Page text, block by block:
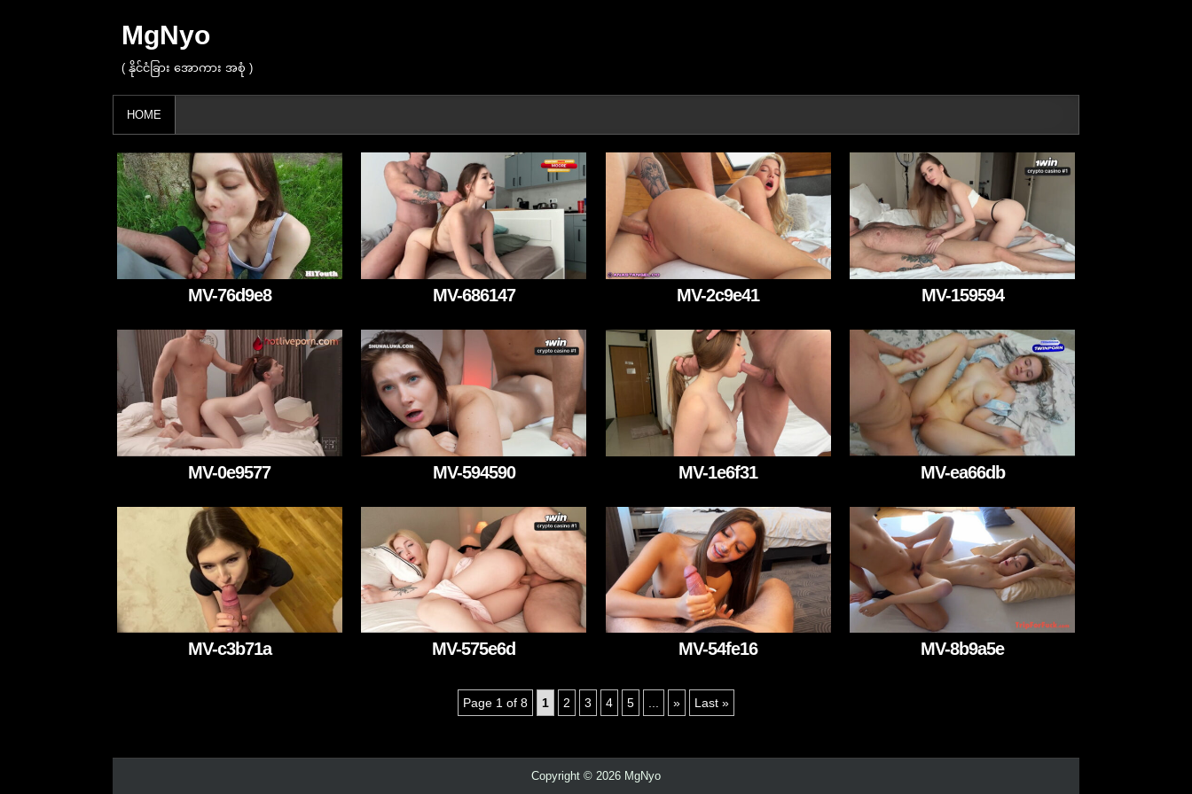
MgNyo
( နိုင်ငံခြား အောကား အစုံ )
HOME
MV-76d9e8 MV-686147 MV-2c9e41 MV-159594
MV-0e9577 MV-594590 MV-1e6f31 MV-ea66db
MV-c3b71a MV-575e6d MV-54fe16 MV-8b9a5e
Page 1 of 8 1 2 3 4 5 ... » Last »
Copyright © 2026 MgNyo